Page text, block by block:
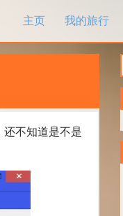
主页
我的旅行
不知道是不是